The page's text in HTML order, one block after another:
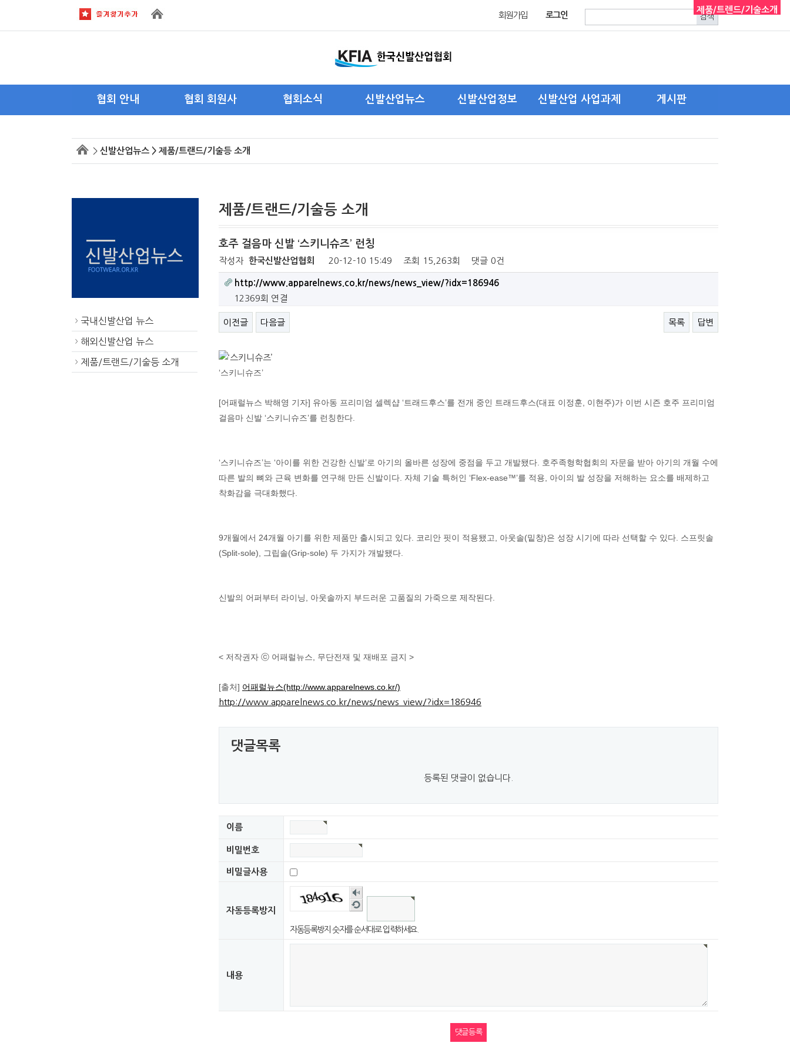
회원가입 로그인
협회 안내
목적 및 연혁
협회 회원사
회원사
협회소식
포 토
신발산업뉴스 신발산업정보 신발산업 사업과제 게시판
> 신발산업뉴스 > 제품/트랜드/기술등 소개
> 국내신발산업 뉴스
> 해외신발산업 뉴스
> 제품/트랜드/기술등 소개
제품/트랜드/기술등 소개
제품/트렌드/기술소개
호주 걸음마 신발 ‘스키니슈즈’ 런칭
작성자 한국신발산업협회 20-12-10 15:49 조회 15,263회 댓글 0건
http://www.apparelnews.co.kr/news/news_view/?idx=186946
12369회 연결
이전글 다음글 목록 답변
‘스키니슈즈’
[어패럴뉴스 박해영 기자] 유아동 프리미엄 셀렉샵 ‘트래드후스’를 전개 중인 트래드후스(대표 이정훈, 이현주)가 이번 시즌 호주 프리미엄
걸음마 신발 ‘스키니슈즈’를 런칭한다.
‘스키니슈즈’는 ‘아이를 위한 건강한 신발’로 아기의 올바른 성장에 중점을 두고 개발됐다. 호주족형학협회의 자문을 받아 아기의 개월 수에
따른 발의 뼈와 근육 변화를 연구해 만든 신발이다. 자체 기술 특허인 ‘Flex-ease™’를 적용, 아이의 발 성장을 저해하는 요소를 배제하고
착화감을 극대화했다.
9개월에서 24개월 아기를 위한 제품만 출시되고 있다. 코리안 핏이 적용됐고, 아웃솔(밑창)은 성장 시기에 따라 선택할 수 있다. 스프릿솔
(Split-sole), 그립솔(Grip-sole) 두 가지가 개발됐다.
신발의 어퍼부터 라이닝, 아웃솔까지 부드러운 고품질의 가죽으로 제작된다.
< 저작권자 ⓒ 어패럴뉴스, 무단전재 및 재배포 금지 >
[출처] 어패럴뉴스(http://www.apparelnews.co.kr/)
http://www.apparelnews.co.kr/news/news_view/?idx=186946
댓글목록
등록된 댓글이 없습니다.
이름
비밀번호
비밀글사용
자동등록방지
숫
자
음
듣
기
새
로
고
침
자동등록방지 숫자를 순서대로 입력하세요.
내용